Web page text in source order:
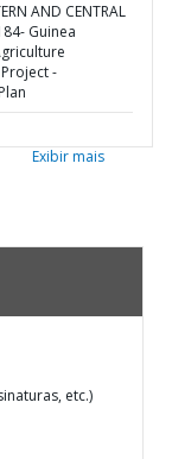
AND CENTRAL
Guinea
-
Exibir mais
etc.)